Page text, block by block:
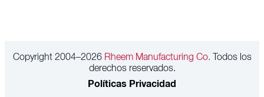
Copyright 2004–2026Rheem Manufacturing Co. Todos los
derechos reservados.
Políticas Privacidad